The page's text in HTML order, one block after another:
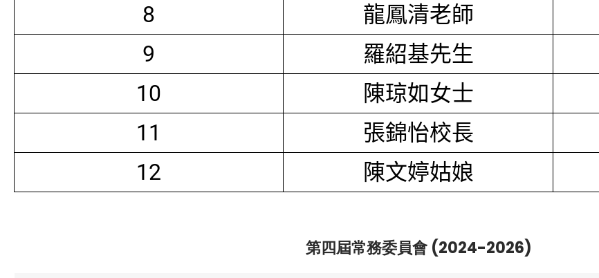
8
龍鳳清老師
9
羅紹基先生
10
陳琼如女士
11
張錦怡校長
12
陳文婷姑娘
第四屆常務委員會 (2024-2026)